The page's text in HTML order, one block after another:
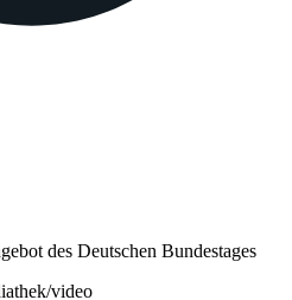
des Deutschen Bundestages
video